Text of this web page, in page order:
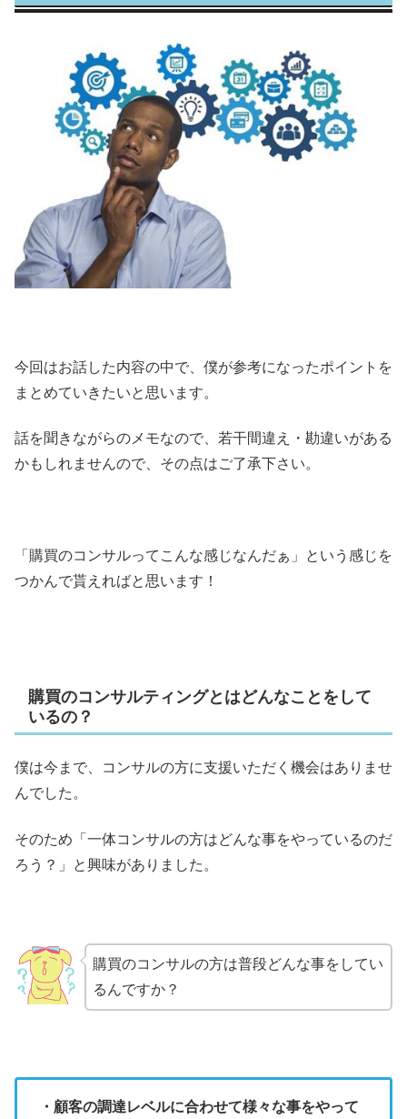
今回はお話した内容の中で、僕が参考になったポイントを
まとめていきたいと思います。
話を聞きながらのメモなので、若干間違え・勘違いがある
かもしれませんので、その点はご了承下さい。
「購買のコンサルってこんな感じなんだぁ」という感じを
つかんで貰えればと思います！
購買のコンサルティングとはどんなことをして
いるの？
僕は今まで、コンサルの方に支援いただく機会はありませ
んでした。
そのため「一体コンサルの方はどんな事をやっているのだ
ろう？」と興味がありました。
購買のコンサルの方は普段どんな事をしてい
るんですか？
・顧客の調達レベルに合わせて様々な事をやって